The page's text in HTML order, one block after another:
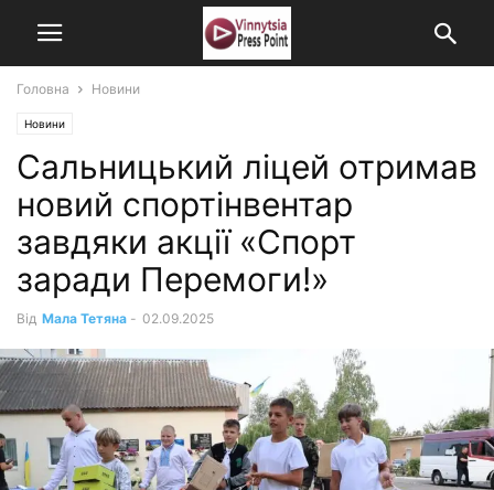
Головна Новини
Новини
Сальницький ліцей отримав
новий спортінвентар
завдяки акції «Спорт
заради Перемоги!»
Від Мала Тетяна - 02.09.2025